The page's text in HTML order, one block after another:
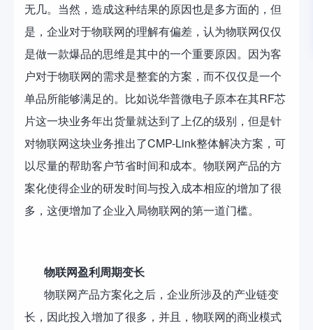
无几。当然，造成这种结果的原因也是多方面的，但
是，企业对于物联网的理解有偏差，认为物联网仅仅
是做一款爆品的思维是其中的一个重要原因。因为客
户对于物联网的需求是整套的方案，而不仅仅是一个
单品所能够满足的。比如说华普微电子原本在其RF芯
片这一块业务年出货量就达到了上亿的级别，但是针
对物联网这块业务推出了CMP-Link整体解决方案，可
以尽量的帮助客户节省时间和成本。物联网产品的方
案化使得企业的研发时间与投入成本相应的增加了很
多，这便增加了企业入局物联网的第一道门槛。
物联网盈利周期变长
物联网产品方案化之后，企业所涉及的产业链变
长，因此投入增加了很多，并且，物联网的商业模式